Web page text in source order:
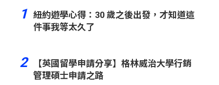
1 紐約遊學心得：30 歲之後出發，才知道這
件事我等太久了
2
【英國留學申請分享】格林威治大學行銷
管理碩士申請之路